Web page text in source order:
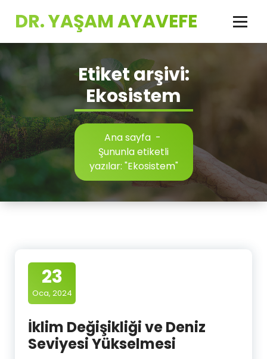
DR. YAŞAM AYAVEFE
Etiket arşivi:
Ekosistem
Ana sayfa-
Şununla etiketli
yazılar: "Ekosistem"
23
Oca, 2024
İklim Değişikliği ve Deniz
Seviyesi Yükselmesi